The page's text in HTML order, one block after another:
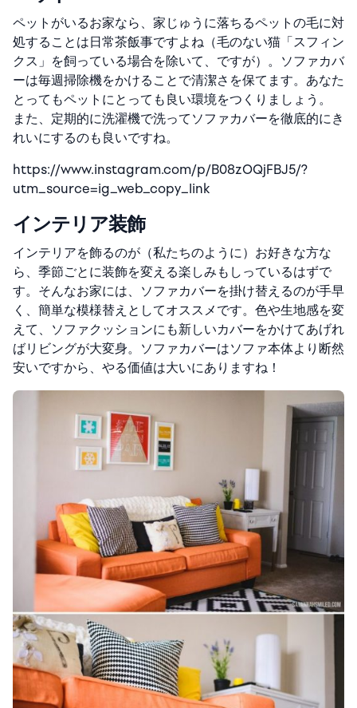
ペットがいるお家なら、家じゅうに落ちるペットの毛に対
処することは日常茶飯事ですよね（毛のない猫「スフィン
クス」を飼っている場合を除いて、ですが）。ソファカバ
ーは毎週掃除機をかけることで清潔さを保てます。あなた
とってもペットにとっても良い環境をつくりましょう。
また、定期的に洗濯機で洗ってソファカバーを徹底的にき
れいにするのも良いですね。
https://www.instagram.com/p/B08zOQjFBJ5/?
utm_source=ig_web_copy_link
インテリア装飾
インテリアを飾るのが（私たちのように）お好きな方な
ら、季節ごとに装飾を変える楽しみもしっているはずで
す。そんなお家には、ソファカバーを掛け替えるのが手早
く、簡単な模様替えとしてオススメです。色や生地感を変
えて、ソファクッションにも新しいカバーをかけてあげれ
ばリビングが大変身。ソファカバーはソファ本体より断然
安いですから、やる価値は大いにありますね！